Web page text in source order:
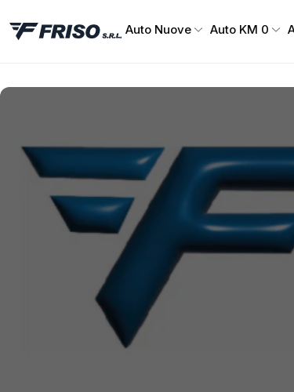
Auto Nuove Auto KM 0